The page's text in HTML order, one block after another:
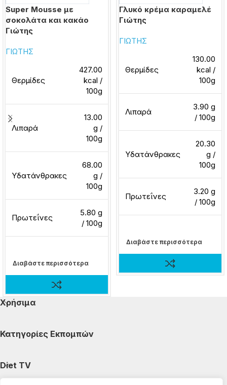
Super Mousse με
σοκολάτα και κακάο
Γιώτης
ΓΙΩΤΗΣ
Θερμίδες
427.00
kcal /
100g
Λιπαρά
13.00
g /
100g
Υδατάνθρακες
68.00
g /
100g
Πρωτεΐνες
5.80 g
/ 100g
Διαβάστε περισσότερα
Γλυκό κρέμα καραμελέ
Γιώτης
ΓΙΩΤΗΣ
Θερμίδες
130.00
kcal /
100g
Λιπαρά
3.90 g
/ 100g
Υδατάνθρακες
20.30
g /
100g
Πρωτεΐνες
3.20 g
/ 100g
Διαβάστε περισσότερα
Χρήσιμα
Κατηγορίες Εκπομπών
Diet TV